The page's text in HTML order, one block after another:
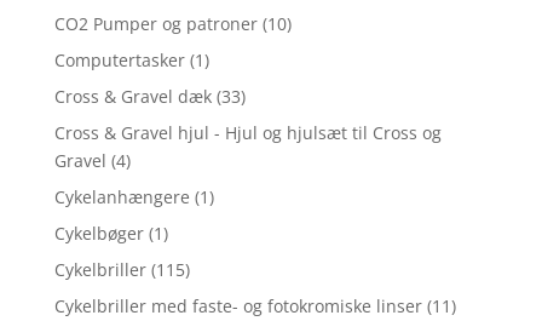
CO2 Pumper og patroner (10)
Computertasker (1)
Cross & Gravel dæk (33)
Cross & Gravel hjul - Hjul og hjulsæt til Cross og
Gravel (4)
Cykelanhængere (1)
Cykelbøger (1)
Cykelbriller (115)
Cykelbriller med faste- og fotokromiske linser (11)